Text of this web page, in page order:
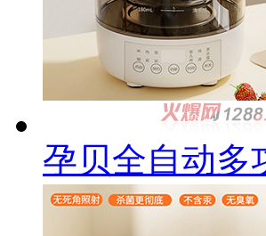
孕贝全自动多